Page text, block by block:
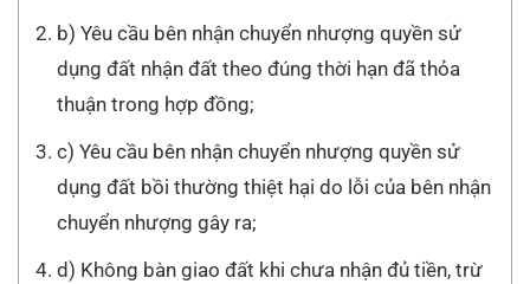
b) Yêu cầu bên nhận chuyển nhượng quyền sử
dụng đất nhận đất theo đúng thời hạn đã thỏa
thuận trong hợp đồng;
c) Yêu cầu bên nhận chuyển nhượng quyền sử
dụng đất bồi thường thiệt hại do lỗi của bên nhận
chuyển nhượng gây ra;
d) Không bàn giao đất khi chưa nhận đủ tiền, trừ